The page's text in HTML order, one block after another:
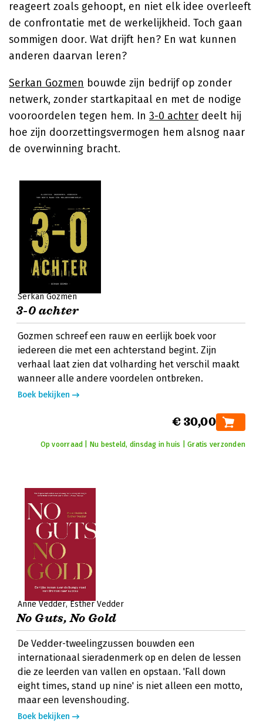
reageert zoals gehoopt, en niet elk idee overleeft
de confrontatie met de werkelijkheid. Toch gaan
sommigen door. Wat drijft hen? En wat kunnen
anderen daarvan leren?
Serkan Gozmen bouwde zijn bedrijf op zonder
netwerk, zonder startkapitaal en met de nodige
vooroordelen tegen hem. In 3-0 achter deelt hij
hoe zijn doorzettingsvermogen hem alsnog naar
de overwinning bracht.
Serkan Gozmen
3-0 achter
Gozmen schreef een rauw en eerlijk boek voor
iedereen die met een achterstand begint. Zijn
verhaal laat zien dat volharding het verschil maakt
wanneer alle andere voordelen ontbreken.
Boek bekijken
€ 30,00
Op voorraad | Nu besteld, dinsdag in huis | Gratis verzonden
Anne Vedder Esther Vedder
No Guts, No Gold
De Vedder-tweelingzussen bouwden een
internationaal sieradenmerk op en delen de lessen
die ze leerden van vallen en opstaan. 'Fall down
eight times, stand up nine' is niet alleen een motto,
maar een levenshouding.
Boek bekijken